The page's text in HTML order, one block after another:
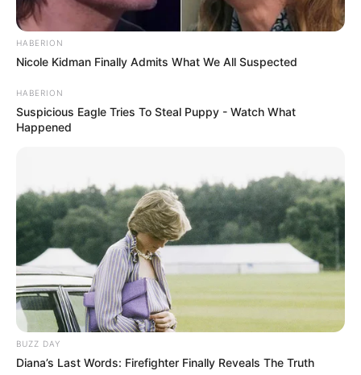
HABERION
Nicole Kidman Finally Admits What We All Suspected
HABERION
Suspicious Eagle Tries To Steal Puppy - Watch What
Happened
BUZZ DAY
Diana’s Last Words: Firefighter Finally Reveals The Truth